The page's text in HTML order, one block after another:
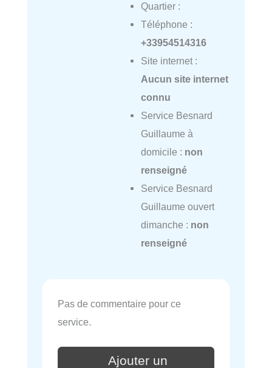
Quartier :
Téléphone :
+33954514316
Site internet :
Aucun site internet
connu
Service Besnard
Guillaume à
domicile : non
renseigné
Service Besnard
Guillaume ouvert
dimanche : non
renseigné
Pas de commentaire pour ce
service.
Ajouter un